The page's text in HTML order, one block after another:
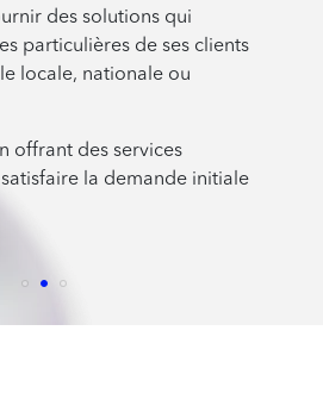
des solutions qui
particulières de ses clients
locale, nationale ou
offrant des services
la demande initiale